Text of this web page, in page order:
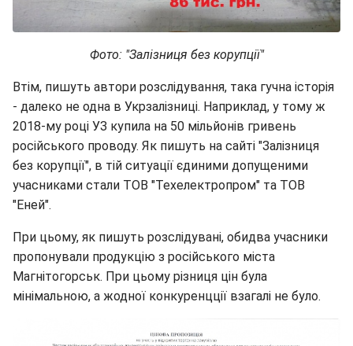
Фото: "Залізниця без корупції"
Втім, пишуть автори розслідування, така гучна історія
- далеко не одна в Укрзалізниці. Наприклад, у тому ж
2018-му році УЗ купила на 50 мільйонів гривень
російського проводу. Як пишуть на сайті "Залізниця
без корупції", в тій ситуації єдиними допущеними
учасниками стали ТОВ "Техелектропром" та ТОВ
"Еней".
При цьому, як пишуть розслідувані, обидва учасники
пропонували продукцію з російського міста
Магнітогорськ. При цьому різниця цін була
мінімальною, а жодної конкуренцції взагалі не було.